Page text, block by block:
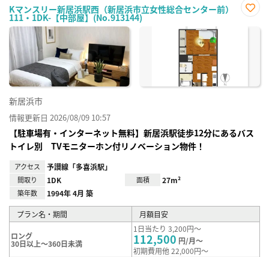
Kマンスリー新居浜駅西（新居浜市立女性総合センター前）
111・1DK-【中部屋】(No.913144)
に入
新居浜市
情報更新日 2026/08/09 10:57
【駐車場有・インターネット無料】新居浜駅徒歩12分にあるバス
トイレ別 TVモニターホン付リノベーション物件！
アクセス 予讃線「多喜浜駅」
間取り 1DK 面積 27m²
築年数 1994年 4月 築
プラン名・期間 月額目安
ロング
30日以上～360日未満
1日当たり 3,200円～
112,500 円/月～
初期費用他 22,000円～